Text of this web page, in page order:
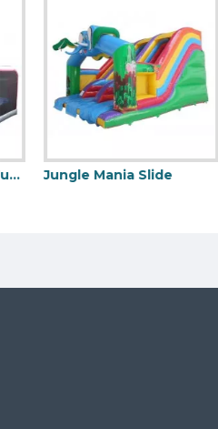
Jungle Mania Slide